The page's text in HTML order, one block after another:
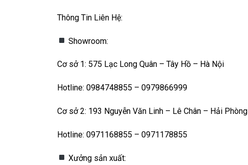
Thông Tin Liên Hệ:
Showroom:
Cơ sở 1: 575 Lạc Long Quân – Tây Hồ – Hà Nội
Hotline: 0984748855 – 0979866999
Cơ sở 2: 193 Nguyễn Văn Linh – Lê Chân – Hải Phòng
Hotline: 0971168855 – 0971178855
Xưởng sản xuất: